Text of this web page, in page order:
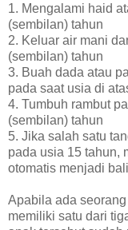
1. Mengalami haid
(sembilan) tahun
2. Keluar air mani
(sembilan) tahun
3. Buah dada atau
pada saat usia di
4. Tumbuh rambut
(sembilan) tahun
5. Jika salah satu
pada usia 15 tahun,
otomatis menjadi
Apabila ada
memiliki satu dari